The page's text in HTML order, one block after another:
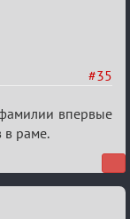
#35
впервые
в раме.